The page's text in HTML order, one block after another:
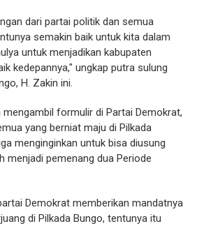
dari partai politik dan semua
semakin baik untuk kita dalam
untuk menjadikan kabupaten
kedepannya," ungkap putra sulung
H. Zakin ini.
mengambil formulir di Partai Demokrat,
yang berniat maju di Pilkada
menginginkan untuk bisa diusung
menjadi pemenang dua Periode
Demokrat memberikan mandatnya
di Pilkada Bungo, tentunya itu